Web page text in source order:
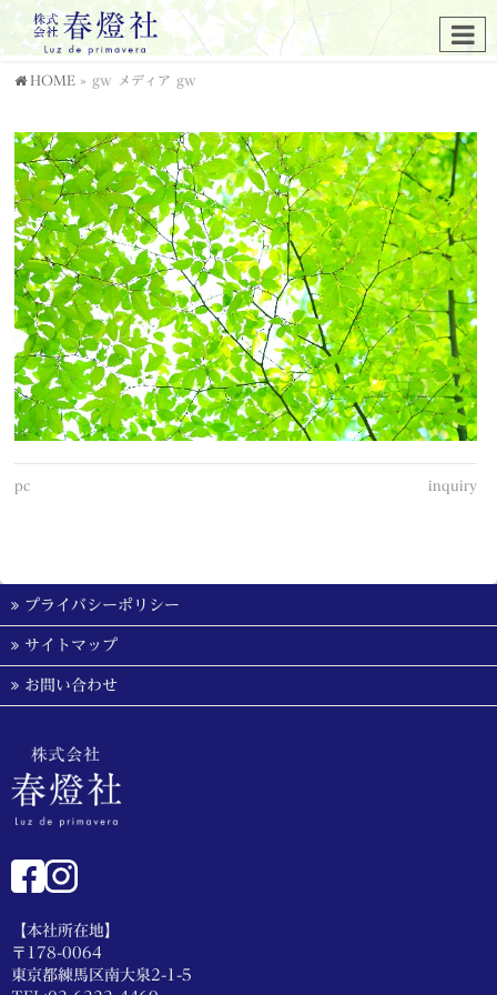
HOME » gw メディア gw
pc inquiry
プライバシーポリシー
サイトマップ
お問い合わせ
【本社所在地】
〒178-0064
東京都練馬区南大泉2-1-5